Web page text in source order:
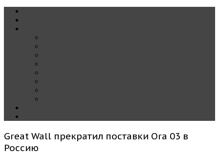
Great Wall прекратил поставки Ora 03 в
Россию